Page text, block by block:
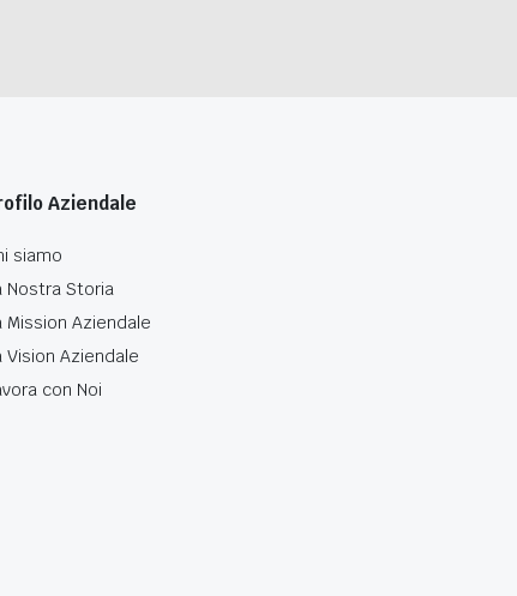
Aziendale
siamo
Nostra Storia
Mission Aziendale
Vision Aziendale
con Noi